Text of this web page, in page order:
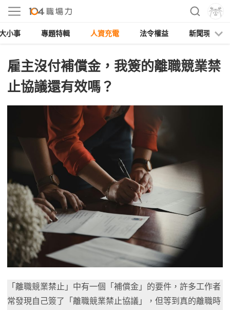
小事 專題特輯 人資充電 法令權益 新聞現場
雇主沒付補償金，我簽的離職競業禁
止協議還有效嗎？
「離職競業禁止」中有一個「補償金」的要件，許多工作者
常發現自己簽了「離職競業禁止協議」，但等到真的離職時